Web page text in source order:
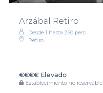
Arzábal Retiro
Desde 1 hasta 250 pers.
Retiro
€€€€ Elevado
Establecimiento no reservable